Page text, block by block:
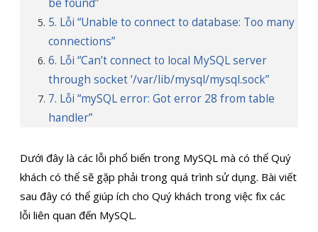
be found”
5. Lỗi “Unable to connect to database: Too many
connections”
6. Lỗi “Can’t connect to local MySQL server
through socket ‘/var/lib/mysql/mysql.sock”
7. Lỗi “mySQL error: Got error 28 from table
handler”
Dưới đây là các lỗi phổ biến trong MySQL mà có thể Quý
khách có thể sẽ gặp phải trong quá trình sử dụng. Bài viết
sau đây có thể giúp ích cho Quý khách trong việc fix các
lỗi liên quan đến MySQL.